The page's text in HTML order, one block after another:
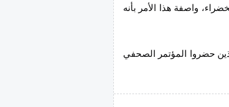
واصفة هذا الأمر بأنه
حضروا المؤتمر الصحفي